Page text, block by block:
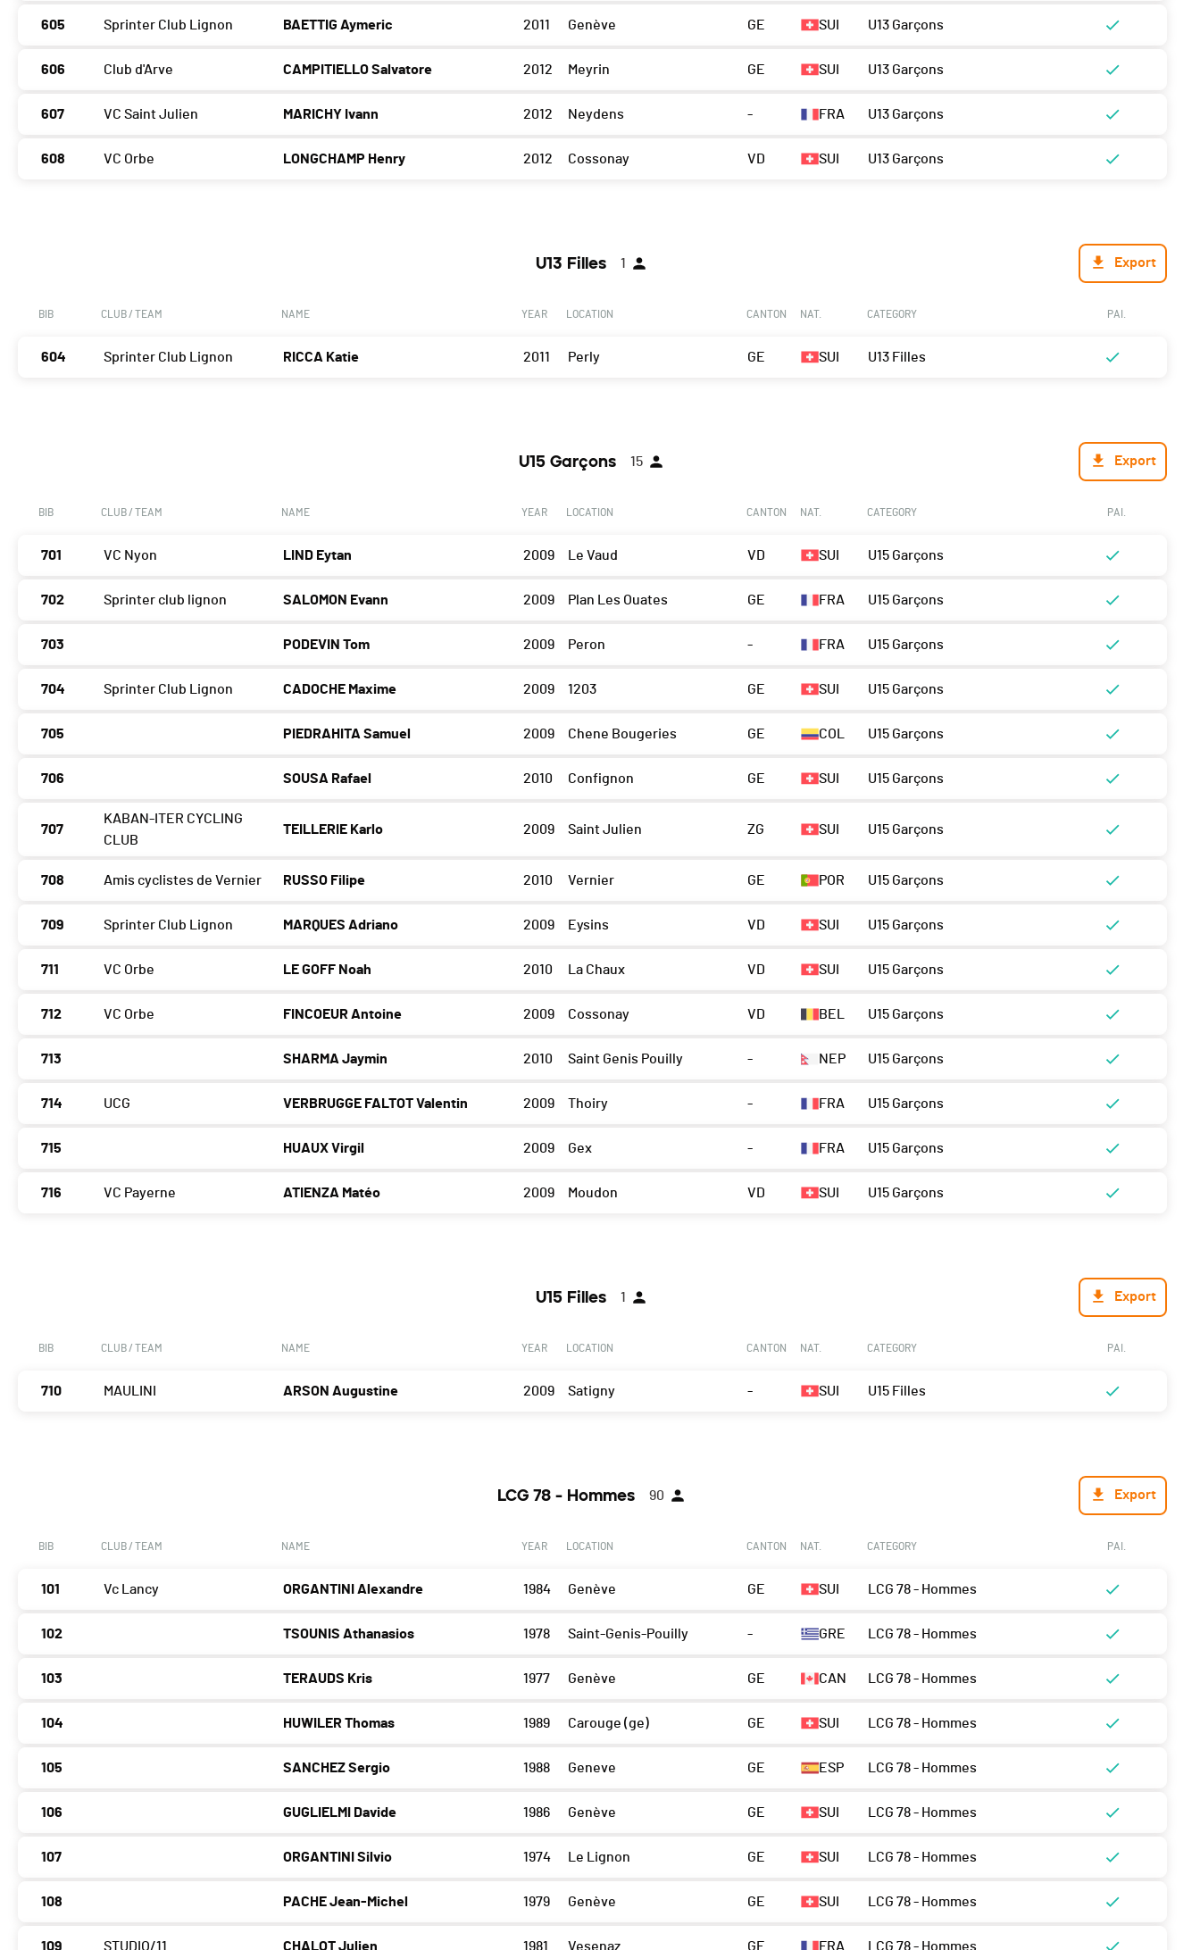
605 Sprinter Club Lignon BAETTIG Aymeric 2011 Genève GE SUI U13 Garçons
606 Club d'Arve CAMPITIELLO Salvatore 2012 Meyrin GE SUI U13 Garçons
607 VC Saint Julien MARICHY Ivann 2012 Neydens - FRA U13 Garçons
608 VC Orbe LONGCHAMP Henry 2012 Cossonay VD SUI U13 Garçons
U13 Filles 1 Export
BIB CLUB / TEAM NAME YEAR LOCATION CANTON NAT. CATEGORY PAI.
604 Sprinter Club Lignon RICCA Katie 2011 Perly GE SUI U13 Filles
U15 Garçons 15 Export
BIB CLUB / TEAM NAME YEAR LOCATION CANTON NAT. CATEGORY PAI.
701 VC Nyon LIND Eytan 2009 Le Vaud VD SUI U15 Garçons
702 Sprinter club lignon SALOMON Evann 2009 Plan Les Ouates GE FRA U15 Garçons
703 PODEVIN Tom 2009 Peron - FRA U15 Garçons
704 Sprinter Club Lignon CADOCHE Maxime 2009 1203 GE SUI U15 Garçons
705 PIEDRAHITA Samuel 2009 Chene Bougeries GE COL U15 Garçons
706 SOUSA Rafael 2010 Confignon GE SUI U15 Garçons
707
KABAN-ITER CYCLING
CLUB
TEILLERIE Karlo 2009 Saint Julien ZG SUI U15 Garçons
708 Amis cyclistes de Vernier RUSSO Filipe 2010 Vernier GE POR U15 Garçons
709 Sprinter Club Lignon MARQUES Adriano 2009 Eysins VD SUI U15 Garçons
711 VC Orbe LE GOFF Noah 2010 La Chaux VD SUI U15 Garçons
712 VC Orbe FINCOEUR Antoine 2009 Cossonay VD BEL U15 Garçons
713 SHARMA Jaymin 2010 Saint Genis Pouilly - NEP U15 Garçons
714 UCG VERBRUGGE FALTOT Valentin 2009 Thoiry - FRA U15 Garçons
715 HUAUX Virgil 2009 Gex - FRA U15 Garçons
716 VC Payerne ATIENZA Matéo 2009 Moudon VD SUI U15 Garçons
U15 Filles 1 Export
BIB CLUB / TEAM NAME YEAR LOCATION CANTON NAT. CATEGORY PAI.
710 MAULINI ARSON Augustine 2009 Satigny - SUI U15 Filles
LCG 78 - Hommes 90 Export
BIB CLUB / TEAM NAME YEAR LOCATION CANTON NAT. CATEGORY PAI.
101 Vc Lancy ORGANTINI Alexandre 1984 Genève GE SUI LCG 78 - Hommes
102 TSOUNIS Athanasios 1978 Saint-Genis-Pouilly - GRE LCG 78 - Hommes
103 TERAUDS Kris 1977 Genève GE CAN LCG 78 - Hommes
104 HUWILER Thomas 1989 Carouge (ge) GE SUI LCG 78 - Hommes
105 SANCHEZ Sergio 1988 Geneve GE ESP LCG 78 - Hommes
106 GUGLIELMI Davide 1986 Genève GE SUI LCG 78 - Hommes
107 ORGANTINI Silvio 1974 Le Lignon GE SUI LCG 78 - Hommes
108 PACHE Jean-Michel 1979 Genève GE SUI LCG 78 - Hommes
109 STUDIO/11 CHALOT Julien 1981 Vesenaz GE FRA LCG 78 - Hommes